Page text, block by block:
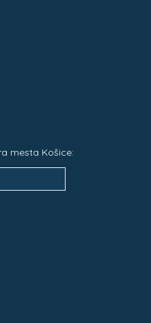
mesta Košice: